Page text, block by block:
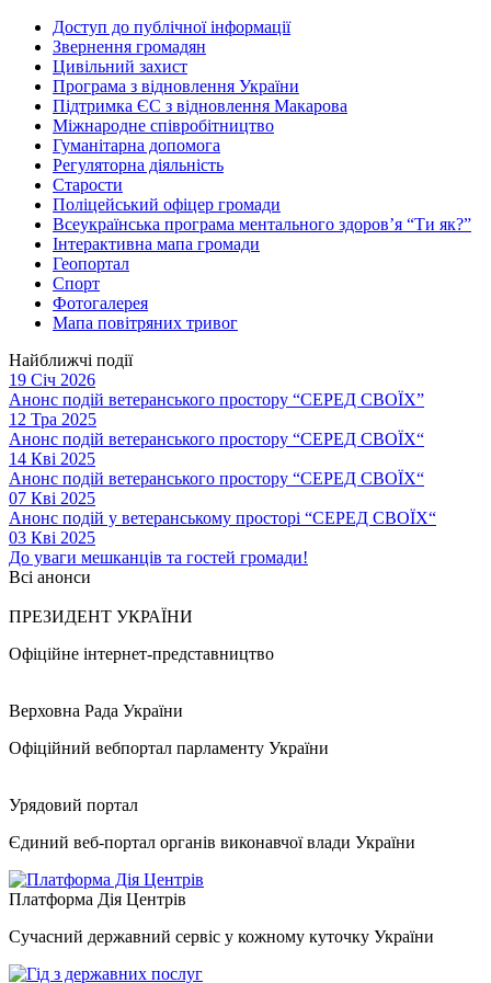
Доступ до публічної інформації
Звернення громадян
Цивільний захист
Програма з відновлення України
Підтримка ЄС з відновлення Макарова
Міжнародне співробітництво
Гуманітарна допомога
Регуляторна діяльність
Старости
Поліцейський офіцер громади
Всеукраїнська програма ментального здоров’я “Ти як?”
Інтерактивна мапа громади
Геопортал
Спорт
Фотогалерея
Мапа повітряних тривог
Найближчі події
19 Січ 2026
Анонс подій ветеранського простору “СЕРЕД СВОЇХ”
12 Тра 2025
Анонс подій ветеранського простору “СЕРЕД СВОЇХ“
14 Кві 2025
Анонс подій ветеранського простору “СЕРЕД СВОЇХ“
07 Кві 2025
Анонс подій у ветеранському просторі “СЕРЕД СВОЇХ“
03 Кві 2025
До уваги мешканців та гостей громади!
Всі анонси
ПРЕЗИДЕНТ УКРАЇНИ
Офіційне інтернет-представництво
Верховна Рада України
Офіційний вебпортал парламенту України
Урядовий портал
Єдиний веб-портал органів виконавчої влади України
Платформа Дія Центрів
Сучасний державний сервіс у кожному куточку України